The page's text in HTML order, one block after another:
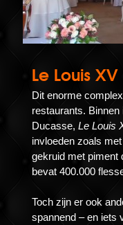
Le Louis
Dit enorme
restaurants.
Ducasse, Le Louis
invloeden zoals
gekruid met piment
bevat 400.000
Toch zijn er ook
spannend – en iets